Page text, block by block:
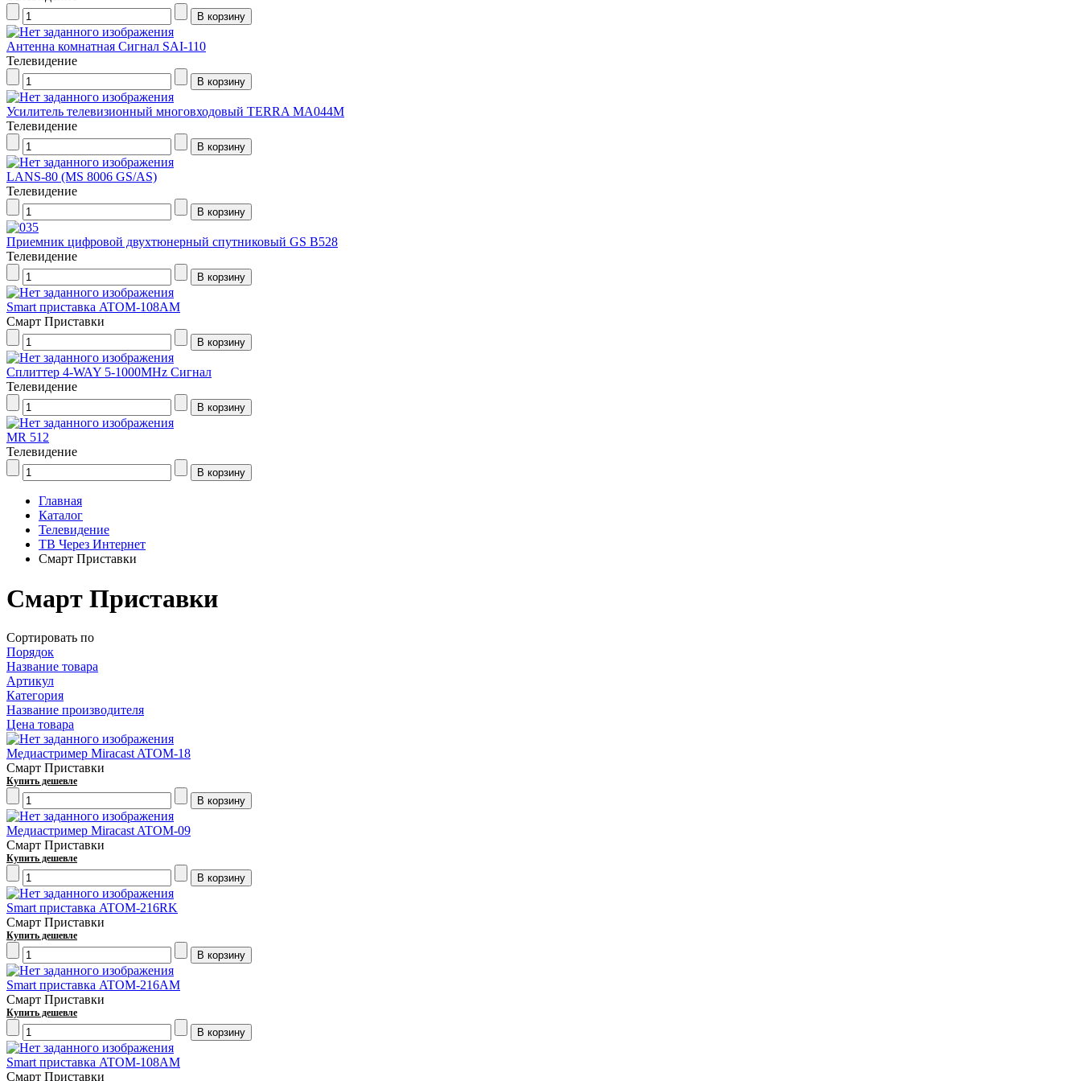
Антенна комнатная Сигнал SAI-110
Телевидение
Усилитель телевизионный многовходовый TERRA MA044M
Телевидение
LANS-80 (MS 8006 GS/AS)
Телевидение
Приемник цифровой двухтюнерный спутниковый GS B528
Телевидение
Smart приставка ATOM-108AM
Смарт Приставки
Сплиттер 4-WAY 5-1000MHz Сигнал
Телевидение
MR 512
Телевидение
Главная
Каталог
Телевидение
ТВ Через Интернет
Смарт Приставки
Смарт Приставки
Сортировать по
Порядок
Название товара
Артикул
Категория
Название производителя
Цена товара
Медиастример Miracast ATOM-18
Смарт Приставки
Купить дешевле
Медиастример Miracast ATOM-09
Смарт Приставки
Купить дешевле
Smart приставка ATOM-216RK
Смарт Приставки
Купить дешевле
Smart приставка ATOM-216AM
Смарт Приставки
Купить дешевле
Smart приставка ATOM-108AM
Смарт Приставки